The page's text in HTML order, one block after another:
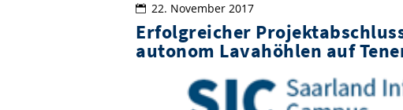
22. November 2017
Erfolgreicher
autonom Lavahöhlen auf